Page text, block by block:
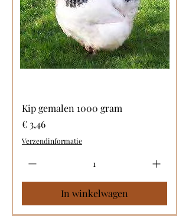
Kip gemalen 1000 gram
Prijs
€ 3,46
Verzendinformatie
In winkelwagen